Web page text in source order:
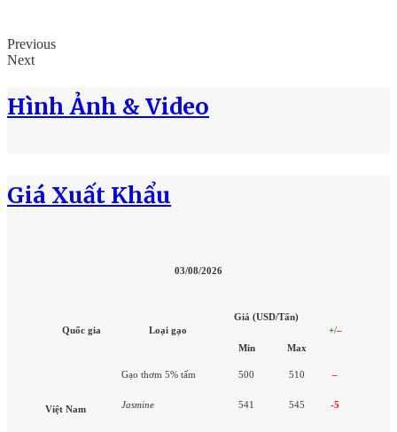
Previous
Next
Hình Ảnh & Video
Giá Xuất Khẩu
03/08/2026
Quốc gia Loại gạo
Giá (USD/Tấn)
+/–
Min
Max
Việt Nam
Gạo thơm 5% tấm 500 510 –
Jasmine 541 545 -5